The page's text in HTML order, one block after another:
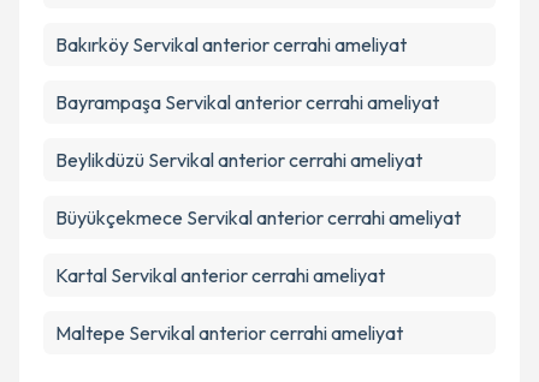
Bakırköy Servikal anterior cerrahi ameliyat
Bayrampaşa Servikal anterior cerrahi ameliyat
Beylikdüzü Servikal anterior cerrahi ameliyat
Büyükçekmece Servikal anterior cerrahi ameliyat
Kartal Servikal anterior cerrahi ameliyat
Maltepe Servikal anterior cerrahi ameliyat